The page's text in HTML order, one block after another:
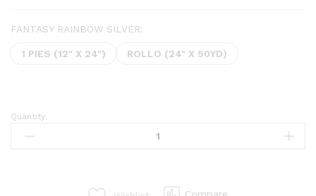
FANTASY RAINBOW SILVER:
1 PIES (12" X 24") ROLLO (24" X 50YD)
FANTASY
RAINBOW
Quantity: